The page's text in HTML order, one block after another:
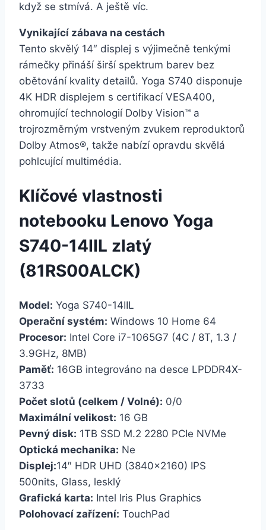
když se stmívá. A ještě víc.
Vynikající zábava na cestách
Tento skvělý 14″ displej s výjimečně tenkými
rámečky přináší širší spektrum barev bez
obětování kvality detailů. Yoga S740 disponuje
4K HDR displejem s certifikací VESA400,
ohromující technologií Dolby Vision™ a
trojrozměrným vrstveným zvukem reproduktorů
Dolby Atmos®, takže nabízí opravdu skvělá
pohlcující multimédia.
Klíčové vlastnosti
notebooku Lenovo Yoga
S740-14IIL zlatý
(81RS00ALCK)
Model: Yoga S740-14IIL
Operační systém: Windows 10 Home 64
Procesor: Intel Core i7-1065G7 (4C / 8T, 1.3 /
3.9GHz, 8MB)
Paměť: 16GB integrováno na desce LPDDR4X-
3733
Počet slotů (celkem / Volné): 0/0
Maximální velikost: 16 GB
Pevný disk: 1TB SSD M.2 2280 PCIe NVMe
Optická mechanika: Ne
Displej:14″ HDR UHD (3840×2160) IPS
500nits, Glass, lesklý
Grafická karta: Intel Iris Plus Graphics
Polohovací zařízení: TouchPad